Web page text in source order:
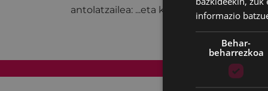
antolatzailea: ...eta kitto! Euskara Elkartea
Web mapa
informazio
Behar-
beharrezkoa